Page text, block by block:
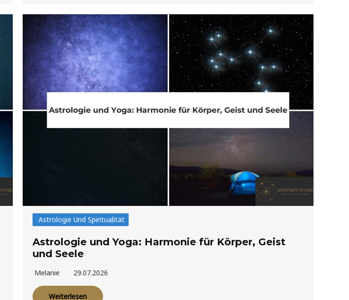
Astrologie Und Spiritualität
Astrologie und Yoga: Harmonie für Körper, Geist
und Seele
Melanie 29.07.2026
Weiterlesen